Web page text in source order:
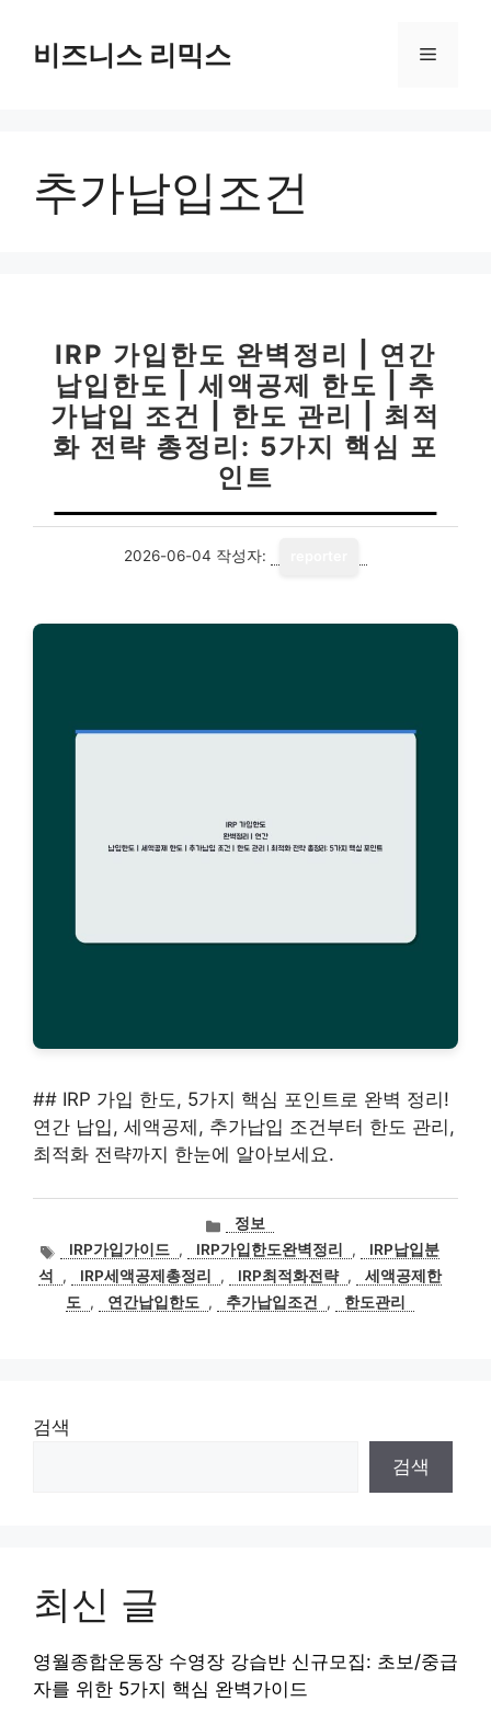
비즈니스 리믹스 메
추가납입조건
IRP 가입한도 완벽정리 | 연간
납입한도 | 세액공제 한도 | 추
가납입 조건 | 한도 관리 | 최적
화 전략 총정리: 5가지 핵심 포
인트
2026-06-04 작성자:
## IRP 가입 한도, 5가지 핵심 포인트로 완벽 정리!
연간 납입, 세액공제, 추가납입 조건부터 한도 관리,
최적화 전략까지 한눈에 알아보세요.
카
테
고
리
정보
태IRP가입가이드 , IRP가입한도완벽정리 ,
IRP납입분
석
, IRP세액공제총정리 , IRP최적화전략 ,
세액공제한
도
, 연간납입한도 , 추가납입조건 , 한도관리
검색
검색
최신 글
영월종합운동장 수영장 강습반 신규모집: 초보/중급
자를 위한 5가지 핵심 완벽가이드